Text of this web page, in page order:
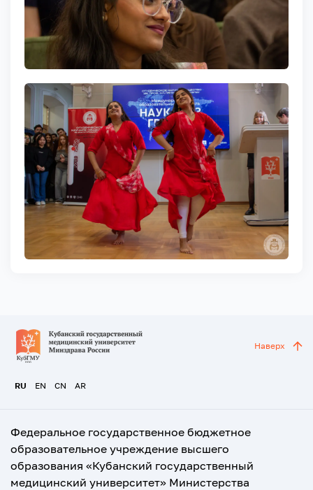
RU EN CN AR
Наверх
Федеральное государственное бюджетное
образовательное учреждение высшего
образования «Кубанский государственный
медицинский университет» Министерства